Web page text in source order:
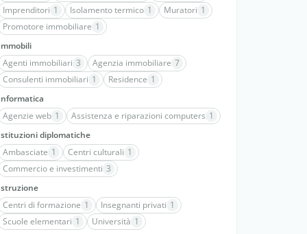
Imprenditori 1 Isolamento termico 1 Muratori 1
Promotore immobiliare 1
Agenti immobiliari 3 Agenzia immobiliare 7
Consulenti immobiliari 1 Residence 1
Agenzie web 1 Assistenza e riparazioni computers 1
diplomatiche
Ambasciate 1 Centri culturali 1
Commercio e investimenti 3
Centri di formazione 1 Insegnanti privati 1
Scuole elementari 1 Università 1